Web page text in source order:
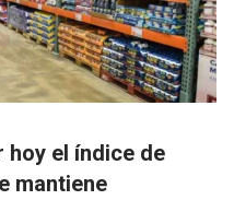
hoy el índice de
mantiene